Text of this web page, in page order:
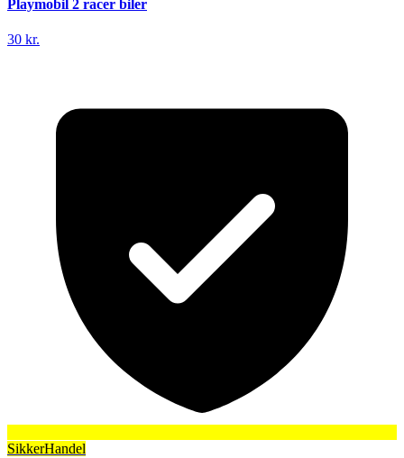
Playmobil 2 racer biler
30 kr.
SikkerHandel